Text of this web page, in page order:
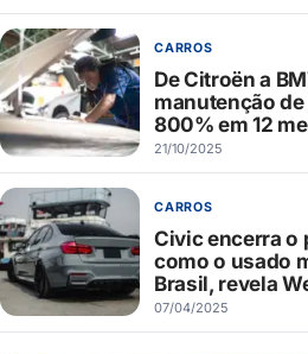
CARROS
De Citroën a
manutenção
800% em 12
21/10/2025
CARROS
Civic encerra o
como o usado
Brasil, revela
07/04/2025